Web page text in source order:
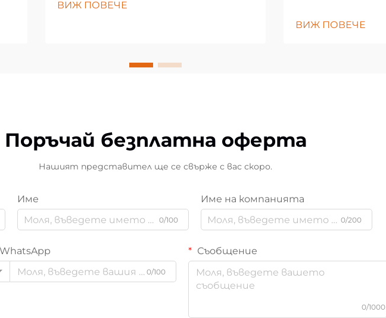
ВИЖ ПОВЕЧЕ
ВИЖ ПОВЕЧЕ
Поръчай безплатна оферта
Нашият представител ще се свърже с вас скоро.
Име
0/100
Име на компанията
0/200
0/100
Съобщение
0/1000